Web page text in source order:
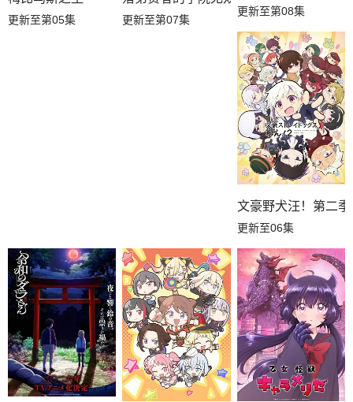
更新至第05集 更新至第07集
更新至第08集
文豪野犬汪！第二季
更新至06集